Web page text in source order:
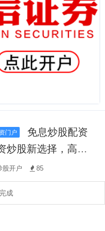
门户
炒股新选择，高效
，实现股市投资快
股开户 85
成